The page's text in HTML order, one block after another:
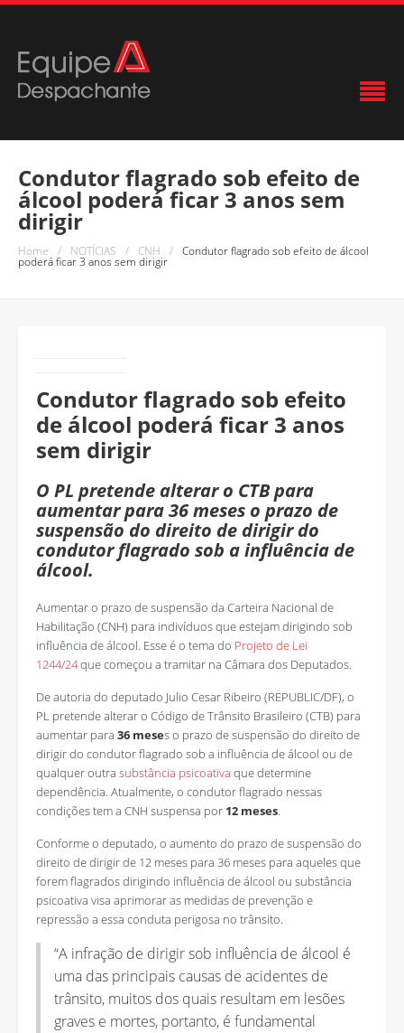
Condutor flagrado sob efeito de
álcool poderá ficar 3 anos sem
dirigir
Home / NOTÍCIAS / CNH / Condutor flagrado sob efeito de álcool
poderá ficar 3 anos sem dirigir
Condutor flagrado sob efeito
de álcool poderá ficar 3 anos
sem dirigir
O PL pretende alterar o CTB para
aumentar para 36 meses o prazo de
suspensão do direito de dirigir do
condutor flagrado sob a influência de
álcool.
Aumentar o prazo de suspensão da Carteira Nacional de
Habilitação (CNH) para indivíduos que estejam dirigindo sob
influência de álcool. Esse é o tema do Projeto de Lei
1244/24que começou a tramitar na Câmara dos Deputados.
De autoria do deputado Julio Cesar Ribeiro (REPUBLIC/DF), o
PL pretende alterar o Código de Trânsito Brasileiro (CTB) para
aumentar para 36 meses o prazo de suspensão do direito de
dirigir do condutor flagrado sob a influência de álcool ou de
qualquer outra substância psicoativa que determine
dependência. Atualmente, o condutor flagrado nessas
condições tem a CNH suspensa por 12 meses.
Conforme o deputado, o aumento do prazo de suspensão do
direito de dirigir de 12 meses para 36 meses para aqueles que
forem flagrados dirigindo influência de álcool ou substância
psicoativa visa aprimorar as medidas de prevenção e
repressão a essa conduta perigosa no trânsito.
“A infração de dirigir sob influência de álcool é
uma das principais causas de acidentes de
trânsito, muitos dos quais resultam em lesões
graves e mortes, portanto, é fundamental